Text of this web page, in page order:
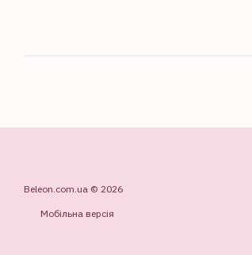
Beleon.com.ua © 2026
Мобільна версія